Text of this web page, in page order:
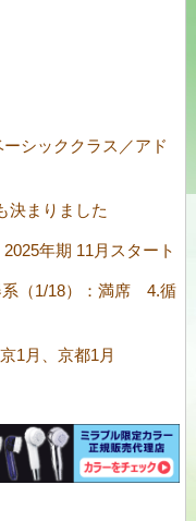
ーシッククラス／アド
決まりました
2025年期 11月スタート
（1/18）：満席 4.循
1月、京都1月